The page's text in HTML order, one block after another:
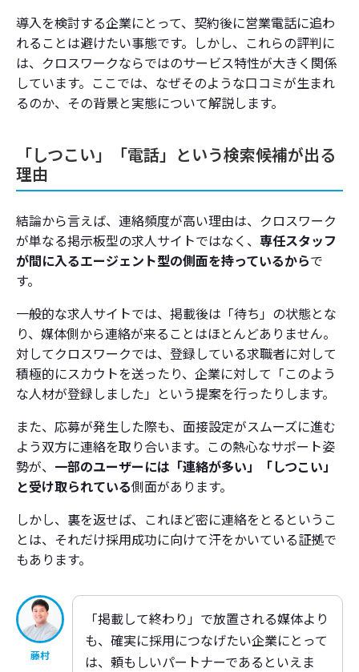
導入を検討する企業にとって、契約後に営業電話に追わ
れることは避けたい事態です。しかし、これらの評判に
は、クロスワークならではのサービス特性が大きく関係
しています。ここでは、なぜそのような口コミが生まれ
るのか、その背景と実態について解説します。
「しつこい」「電話」という検索候補が出る
理由
結論から言えば、連絡頻度が高い理由は、クロスワーク
が単なる掲示板型の求人サイトではなく、 専任スタッフ
が間に入るエージェント型の側面を持っているからで
す。
一般的な求人サイトでは、掲載後は「待ち」の状態とな
り、媒体側から連絡が来ることはほとんどありません。
対してクロスワークでは、登録している求職者に対して
積極的にスカウトを送ったり、企業に対して「このよう
な人材が登録しました」という提案を行ったりします。
また、応募が発生した際も、面接設定がスムーズに進む
よう双方に連絡を取り合います。この熱心なサポート姿
勢が、 一部のユーザーには「連絡が多い」「しつこい」
と受け取られている側面があります。
しかし、裏を返せば、これほど密に連絡をとるというこ
とは、それだけ採用成功に向けて汗をかいている証拠で
もあります。
藤村
「掲載して終わり」で放置される媒体より
も、確実に採用につなげたい企業にとって
は、頼もしいパートナーであるといえま